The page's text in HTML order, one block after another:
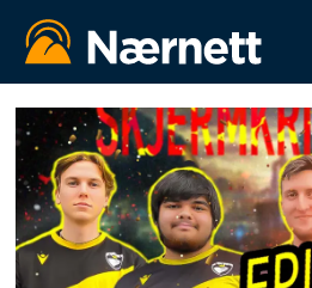
Tag:
skjermkrigerne